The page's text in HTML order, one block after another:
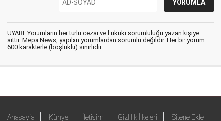
UYARI: Yorumların her türlü cezai ve hukuki sorumluluğu yazan kişiye
aittir. Mepa News, yapılan yorumlardan sorumlu değildir. Her bir yorum
600 karakterle (boşluklu) sınırlıdır.
Anasayfa Künye İletişim Gizlilik İlkeleri Sitene Ekle